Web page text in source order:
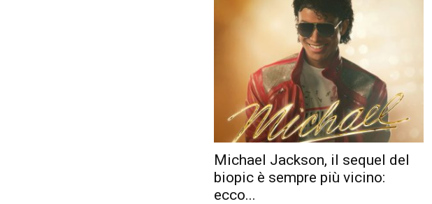
Michael Jackson, il sequel del
biopic è sempre più vicino:
ecco...